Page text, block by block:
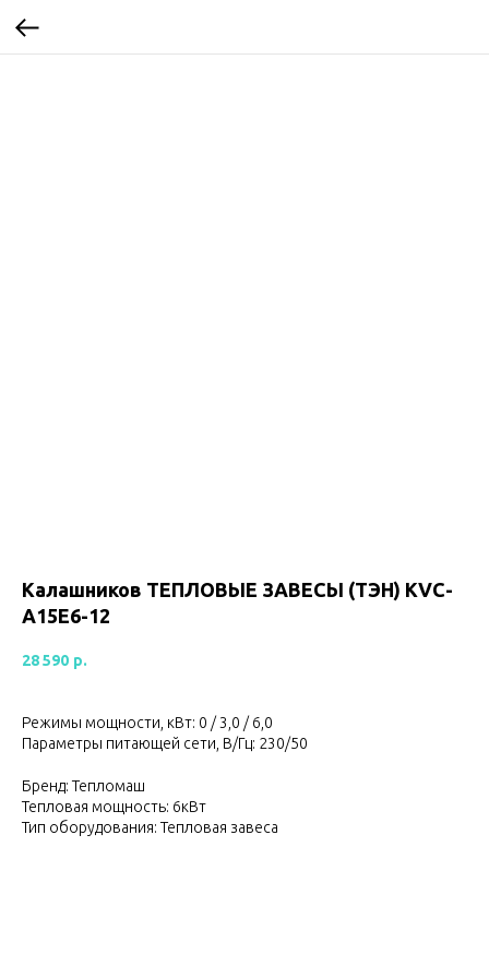
Калашников ТЕПЛОВЫЕ ЗАВЕСЫ (ТЭН) KVC-
A15E6-12
28 590 р.
Режимы мощности, кВт: 0 / 3,0 / 6,0
Параметры питающей сети, В/Гц: 230/50
Бренд: Тепломаш
Тепловая мощность: 6кВт
Тип оборудования: Тепловая завеса